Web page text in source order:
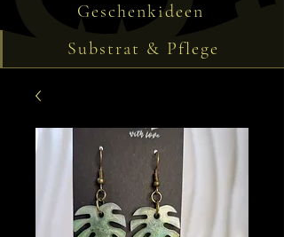
Geschenkideen
Substrat & Pflege